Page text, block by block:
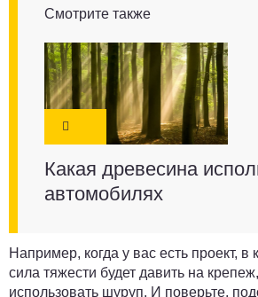
Смотрите также
Какая древесина
автомобилях
Например, когда у вас есть проект, в
сила тяжести будет давить на
использовать шуруп. И поверьте,